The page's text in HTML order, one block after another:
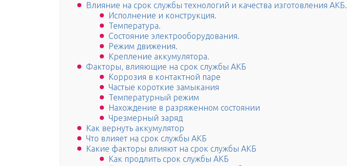
Влияние на срок службы технологий и качества изготовления АКБ.
Исполнение и конструкция.
Температура.
Состояние электрооборудования.
Режим движения.
Крепление аккумулятора.
Факторы, влияющие на срок службы АКБ
Коррозия в контактной паре
Частые короткие замыкания
Температурный режим
Нахождение в разряженном состоянии
Чрезмерный заряд
Как вернуть аккумулятор
Что влияет на срок службы АКБ
Какие факторы влияют на срок службы АКБ
Как продлить срок службы АКБ